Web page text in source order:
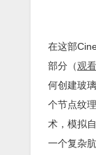
在这部
部分（观
何创建玻
个节点纹
术，模拟
一个复杂